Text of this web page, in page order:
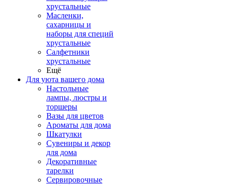
хрустальные
Масленки,
сахарницы и
наборы для специй
хрустальные
Салфетники
хрустальные
Ещё
Для уюта вашего дома
Настольные
лампы, люстры и
торшеры
Вазы для цветов
Ароматы для дома
Шкатулки
Сувениры и декор
для дома
Декоративные
тарелки
Сервировочные